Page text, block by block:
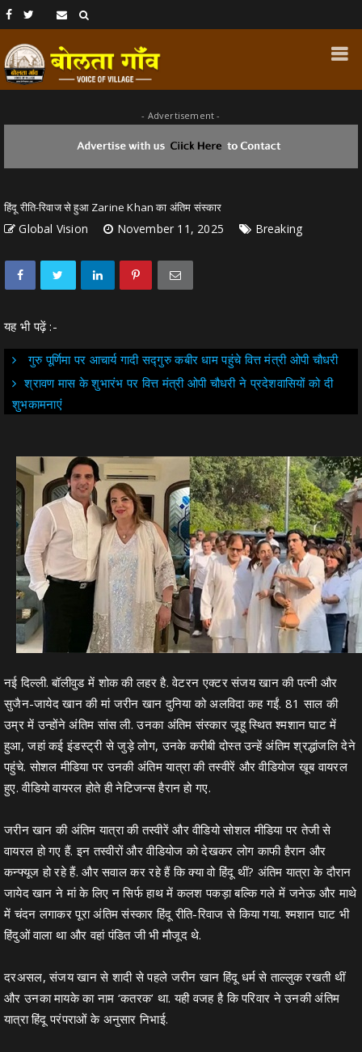
- Advertisement -
हिंदू रीति-रिवाज से हुआ Zarine Khan का अंतिम संस्कार
Global Vision November 11, 2025 Breaking
यह भी पढ़ें :-
गुरु पूर्णिमा पर आचार्य गादी सद्गुरु कबीर धाम पहुंचे वित्त मंत्री ओपी चौधरी
श्रावण मास के शुभारंभ पर वित्त मंत्री ओपी चौधरी ने प्रदेशवासियों को दी
शुभकामनाएं
नई दिल्ली. बॉलीवुड में शोक की लहर है. वेटरन एक्टर संजय खान की पत्नी और
सुजैन-जायेद खान की मां जरीन खान दुनिया को अलविदा कह गईं. 81 साल की
उम्र में उन्होंने अंतिम सांस ली. उनका अंतिम संस्कार जूहू स्थित श्मशान घाट में
हुआ, जहां कई इंडस्ट्री से जुड़े लोग, उनके करीबी दोस्त उन्हें अंतिम श्रद्धांजलि देने
पहुंचे. सोशल मीडिया पर उनकी अंतिम यात्रा की तस्वीरें और वीडियोज खूब वायरल
हुए. वीडियो वायरल होते ही नेटिजन्स हैरान हो गए.
जरीन खान की अंतिम यात्रा की तस्वीरें और वीडियो सोशल मीडिया पर तेजी से
वायरल हो गए हैं. इन तस्वीरों और वीडियोज को देखकर लोग काफी हैरान और
कन्फ्यूज हो रहे हैं. और सवाल कर रहे हैं कि क्या वो हिंदू थीं? अंतिम यात्रा के दौरान
जायेद खान ने मां के लिए न सिर्फ हाथ में कलश पकड़ा बल्कि गले में जनेऊ और माथे
में चंदन लगाकर पूरा अंतिम संस्कार हिंदू रीति-रिवाज से किया गया. श्मशान घाट भी
हिंदुओं वाला था और वहां पंडित जी भी मौजूद थे.
दरअसल, संजय खान से शादी से पहले जरीन खान हिंदू धर्म से ताल्लुक रखती थीं
और उनका मायके का नाम ‘कतरक’ था. यही वजह है कि परिवार ने उनकी अंतिम
यात्रा हिंदू परंपराओं के अनुसार निभाई.